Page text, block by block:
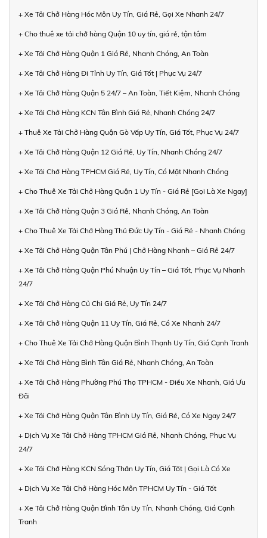
+ Xe Tải Chở Hàng Hóc Môn Uy Tín, Giá Rẻ, Gọi Xe Nhanh 24/7
+ Cho thuê xe tải chở hàng Quận 10 uy tín, giá rẻ, tận tâm
+ Xe Tải Chở Hàng Quận 1 Giá Rẻ, Nhanh Chóng, An Toàn
+ Xe Tải Chở Hàng Đi Tỉnh Uy Tín, Giá Tốt | Phục Vụ 24/7
+ Xe Tải Chở Hàng Quận 5 24/7 – An Toàn, Tiết Kiệm, Nhanh Chóng
+ Xe Tải Chở Hàng KCN Tân Bình Giá Rẻ, Nhanh Chóng 24/7
+ Thuê Xe Tải Chở Hàng Quận Gò Vấp Uy Tín, Giá Tốt, Phục Vụ 24/7
+ Xe Tải Chở Hàng Quận 12 Giá Rẻ, Uy Tín, Nhanh Chóng 24/7
+ Xe Tải Chở Hàng TPHCM Giá Rẻ, Uy Tín, Có Mặt Nhanh Chóng
+ Cho Thuê Xe Tải Chở Hàng Quận 1 Uy Tín - Giá Rẻ [Gọi Là Xe Ngay]
+ Xe Tải Chở Hàng Quận 3 Giá Rẻ, Nhanh Chóng, An Toàn
+ Cho Thuê Xe Tải Chở Hàng Thủ Đức Uy Tín - Giá Rẻ - Nhanh Chóng
+ Xe Tải Chở Hàng Quận Tân Phú | Chở Hàng Nhanh – Giá Rẻ 24/7
+ Xe Tải Chở Hàng Quận Phú Nhuận Uy Tín – Giá Tốt, Phục Vụ Nhanh
24/7
+ Xe Tải Chở Hàng Củ Chi Giá Rẻ, Uy Tín 24/7
+ Xe Tải Chở Hàng Quận 11 Uy Tín, Giá Rẻ, Có Xe Nhanh 24/7
+ Cho Thuê Xe Tải Chở Hàng Quận Bình Thạnh Uy Tín, Giá Cạnh Tranh
+ Xe Tải Chở Hàng Bình Tân Giá Rẻ, Nhanh Chóng, An Toàn
+ Xe Tải Chở Hàng Phường Phú Thọ TPHCM - Điều Xe Nhanh, Giá Ưu
Đãi
+ Xe Tải Chở Hàng Quận Tân Bình Uy Tín, Giá Rẻ, Có Xe Ngay 24/7
+ Dịch Vụ Xe Tải Chở Hàng TPHCM Giá Rẻ, Nhanh Chóng, Phục Vụ
24/7
+ Xe Tải Chở Hàng KCN Sóng Thần Uy Tín, Giá Tốt | Gọi Là Có Xe
+ Dịch Vụ Xe Tải Chở Hàng Hóc Môn TPHCM Uy Tín - Giá Tốt
+ Xe Tải Chở Hàng Quận Bình Tân Uy Tín, Nhanh Chóng, Giá Cạnh
Tranh